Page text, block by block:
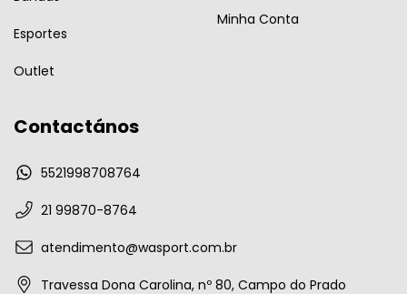
Esportes
Outlet
Minha Conta
Contactános
5521998708764
21 99870-8764
atendimento@wasport.com.br
Travessa Dona Carolina, nº 80, Campo do Prado